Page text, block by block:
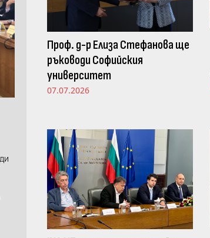
Проф. д-р Елиза Стефанова ще
ръководи Софийския
университет
07.07.2026